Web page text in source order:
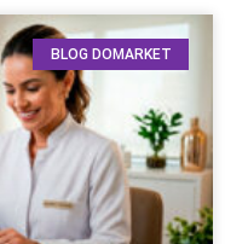
BLOG DOMARKET